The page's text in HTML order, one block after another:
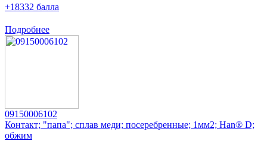
+18332 балла
Подробнее
09150006102
Контакт; "папа"; сплав меди; посеребренные; 1мм2; Han® D;
обжим